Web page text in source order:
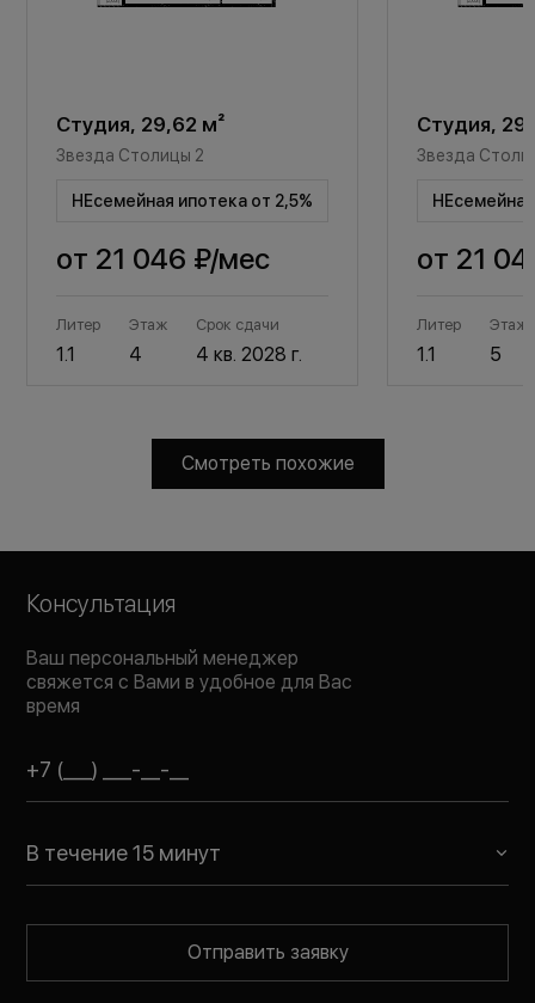
Студия, 29,62 м²
Звезда Столицы 2
НЕсемейная ипотека от 2,5%
от 21 046 ₽/мес
Литер
1.1
Этаж
4
Срок сдачи
4 кв. 2028 г.
Студия,
Звезда
от 21
Литер
1.1
Этаж
5
Смотреть похожие
Консультация
Ваш персональный менеджер
свяжется с Вами в удобное для Вас
время
В течение 15 минут
Отправить заявку